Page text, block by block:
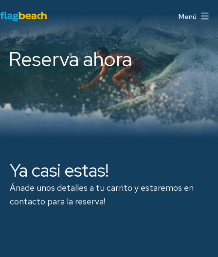
al
contenido
Flag
Beach
Watersports
Centre
Menú
Reserva ahora
Ya casi estas!
Ánade unos detalles a tu carrito y estaremos en
contacto para la reserva!